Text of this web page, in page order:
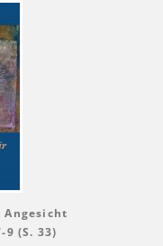
9 (S. 33)